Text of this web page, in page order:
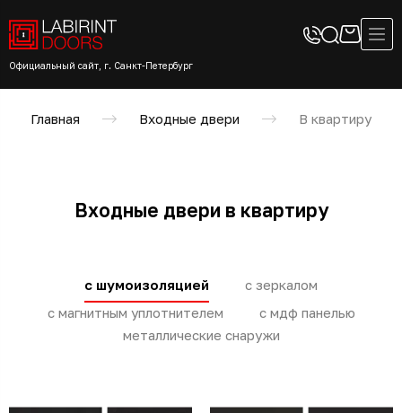
Официальный сайт, г. Санкт-Петербург
Главная Входные двери В квартиру
Входные двери в квартиру
с шумоизоляцией
с зеркалом
с магнитным уплотнителем
с мдф панелью
металлические снаружи